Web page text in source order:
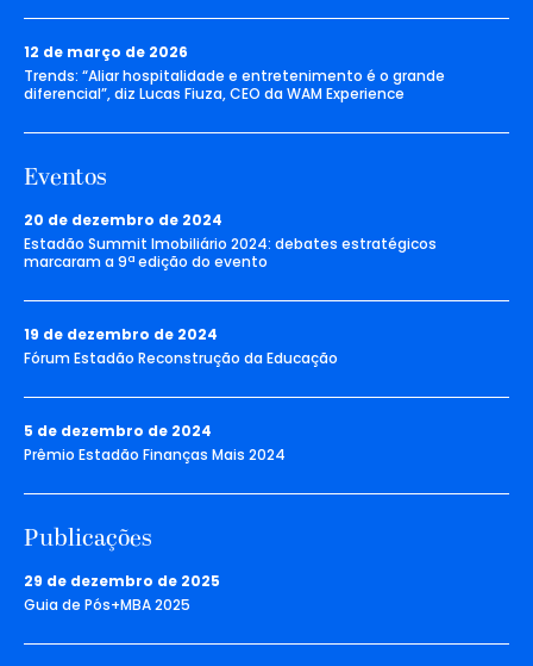
12 de março de 2026
Trends: “Aliar hospitalidade e entretenimento é o grande
diferencial”, diz Lucas Fiuza, CEO da WAM Experience
Eventos
20 de dezembro de 2024
Estadão Summit Imobiliário 2024: debates estratégicos
marcaram a 9ª edição do evento
19 de dezembro de 2024
Fórum Estadão Reconstrução da Educação
5 de dezembro de 2024
Prêmio Estadão Finanças Mais 2024
Publicações
29 de dezembro de 2025
Guia de Pós+MBA 2025